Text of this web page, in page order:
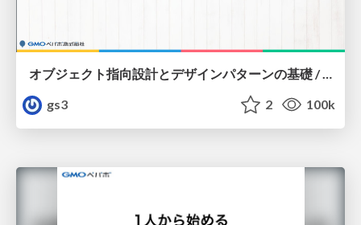
オブジェクト指向設計とデザインパターンの基礎 / Basics of object oriented design and design pattern
gs3
2 100k